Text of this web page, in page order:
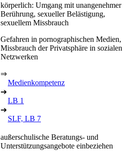
körperlich: Umgang mit unangenehmer
Berührung, sexueller Belästigung,
sexuellem Missbrauch
Gefahren in pornographischen Medien,
Missbrauch der Privatsphäre in sozialen
Netzwerken
⇒
Medienkompetenz
➔
LB 1
➔
SLF, LB 7
außerschulische Beratungs- und
Unterstützungsangebote einbeziehen